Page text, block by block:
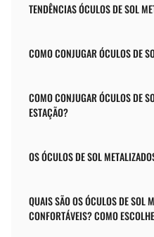
TENDÊNCIAS ÓCULOS DE SOL
COMO CONJUGAR ÓCULOS DE
COMO CONJUGAR ÓCULOS DE
ESTAÇÃO?
OS ÓCULOS DE SOL
QUAIS SÃO OS ÓCULOS DE SOL
CONFORTÁVEIS? COMO